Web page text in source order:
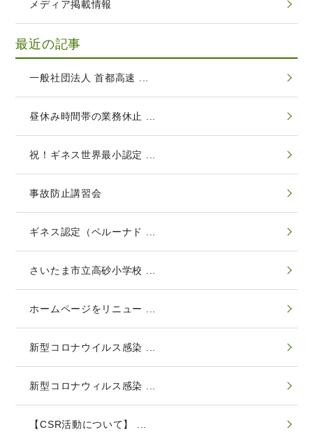
メディア掲載情報
最近の記事
一般社団法人 首都高速 ...
昼休み時間帯の業務休止 ...
祝！ギネス世界最小認定 ...
事故防止講習会
ギネス認定（ベルーナド ...
さいたま市立高砂小学校 ...
ホームページをリニュー ...
新型コロナウイルス感染 ...
新型コロナウィルス感染 ...
【CSR活動について】 ...